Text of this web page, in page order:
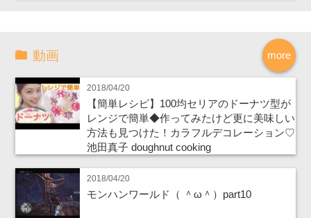
more
動画
2018/04/20
【簡単レシピ】100均セリアのドーナツ型が
レンジで簡単◆作ってみたけど更に美味しい
方法も見つけた！カラフルデコレーション♡
池田真子 doughnut cooking
2018/04/20
モンハンワールド（ ＾ω＾）part10